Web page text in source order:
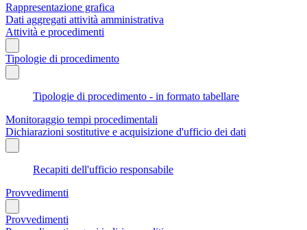
Rappresentazione grafica
Dati aggregati attività amministrativa
Attività e procedimenti
Tipologie di procedimento
Tipologie di procedimento - in formato tabellare
Monitoraggio tempi procedimentali
Dichiarazioni sostitutive e acquisizione d'ufficio dei dati
Recapiti dell'ufficio responsabile
Provvedimenti
Provvedimenti